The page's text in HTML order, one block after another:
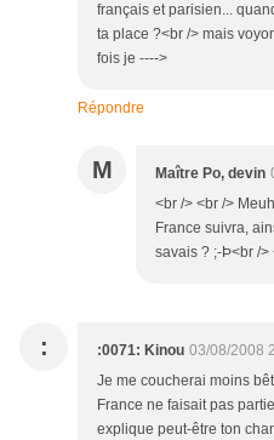
français et parisien...
ta place ?<br /> mais
fois je ---->
Répondre
M Maître Po, devin
<br /> <br />
France suivra,
savais ? ;-Þ<br />
: :0071: Kinou 03/08/2008
Je me coucherai moins
France ne faisait pas
explique peut-être ton